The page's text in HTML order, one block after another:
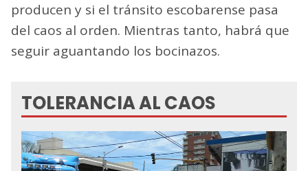
producen y si el tránsito escobarense pasa
del caos al orden. Mientras tanto, habrá que
seguir aguantando los bocinazos.
TOLERANCIA AL CAOS